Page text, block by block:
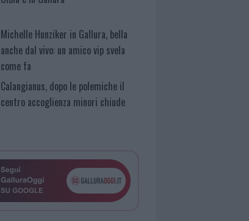
Michelle Hunziker in Gallura, bella
anche dal vivo: un amico vip svela
come fa
Calangianus, dopo le polemiche il
centro accoglienza minori chiude